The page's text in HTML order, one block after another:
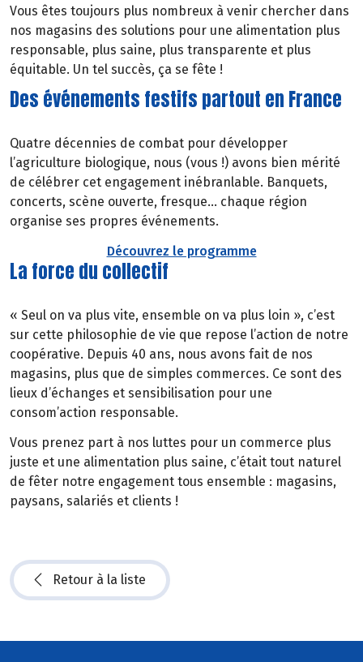
Vous êtes toujours plus nombreux à venir chercher dans
nos magasins des solutions pour une alimentation plus
responsable, plus saine, plus transparente et plus
équitable. Un tel succès, ça se fête !
Des événements festifs partout en France
Quatre décennies de combat pour développer
l’agriculture biologique, nous (vous !) avons bien mérité
de célébrer cet engagement inébranlable. Banquets,
concerts, scène ouverte, fresque… chaque région
organise ses propres événements.
Découvrez le programme
La force du collectif
« Seul on va plus vite, ensemble on va plus loin », c’est
sur cette philosophie de vie que repose l’action de notre
coopérative. Depuis 40 ans, nous avons fait de nos
magasins, plus que de simples commerces. Ce sont des
lieux d’échanges et sensibilisation pour une
consom’action responsable.
Vous prenez part à nos luttes pour un commerce plus
juste et une alimentation plus saine, c’était tout naturel
de fêter notre engagement tous ensemble : magasins,
paysans, salariés et clients !
Retour à la liste